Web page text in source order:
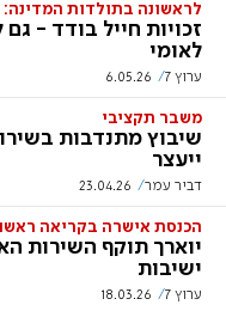
לראשונה בתולדות המדינה:
זכויות חייל בודד -
לאומי
ערוץ 7 6.05.26
משבר תקציבי
שיבוץ מתנדבות
ייעצר
דביר עמר 23.04.26
הכנסת אישרה בקריאה
יוארך תוקף השירות
ישיבות
ערוץ 7 18.03.26